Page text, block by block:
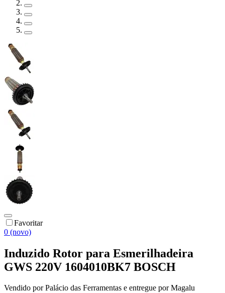
Favoritar
0 (novo)
Induzido Rotor para Esmerilhadeira
GWS 220V 1604010BK7 BOSCH
Vendido porPalácio das Ferramentas e entregue por Magalu